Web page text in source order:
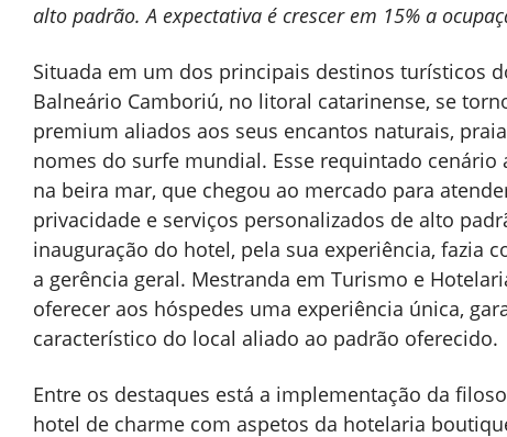
alto padrão. A expectativa é crescer em 15% a
Situada em um dos principais destinos turísticos
Balneário Camboriú, no litoral catarinense, se
premium aliados aos seus encantos naturais,
nomes do surfe mundial. Esse requintado cenário
na beira mar, que chegou ao mercado para
privacidade e serviços personalizados de alto
inauguração do hotel, pela sua experiência, fazia
a gerência geral. Mestranda em Turismo e
oferecer aos hóspedes uma experiência única,
característico do local aliado ao padrão oferecido.
Entre os destaques está a implementação da
hotel de charme com aspetos da hotelaria